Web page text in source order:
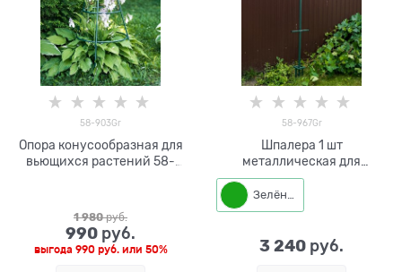
58-903Gr
Опора конусообразная для
вьющихся растений 58-
1 980 руб.
990 руб.
выгода 990 руб.или 50%
58-967Gr
Шпалера 1 шт
металлическая для
винограда разборная 58-
967Gr
Зелёный
3 240 руб.